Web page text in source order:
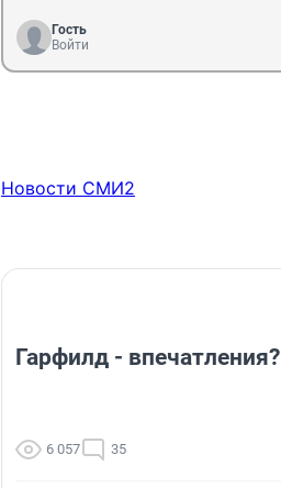
Гость
Войти
Новости СМИ2
Гарфилд - впечатления?
6 057 35